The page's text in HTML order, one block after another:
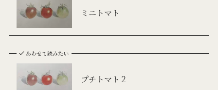
ミニトマト
あわせて読みたい
プチトマト２